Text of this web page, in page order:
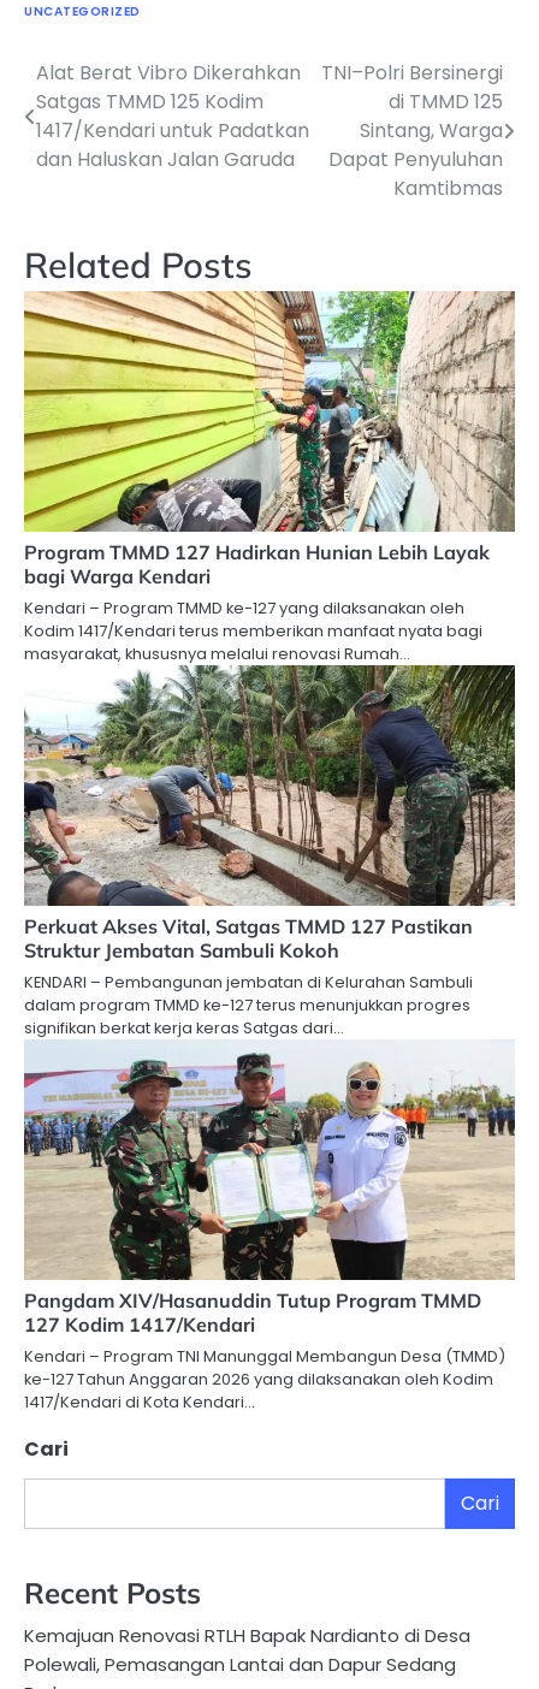
UNCATEGORIZED
Navigasi
pos
Alat Berat Vibro Dikerahkan
Satgas TMMD 125 Kodim
1417/Kendari untuk Padatkan
dan Haluskan Jalan Garuda
TNI–Polri Bersinergi
di TMMD 125
Sintang, Warga
Dapat Penyuluhan
Kamtibmas
Related Posts
Program TMMD 127 Hadirkan Hunian Lebih Layak
bagi Warga Kendari
Kendari – Program TMMD ke-127 yang dilaksanakan oleh
Kodim 1417/Kendari terus memberikan manfaat nyata bagi
masyarakat, khususnya melalui renovasi Rumah…
Perkuat Akses Vital, Satgas TMMD 127 Pastikan
Struktur Jembatan Sambuli Kokoh
KENDARI – Pembangunan jembatan di Kelurahan Sambuli
dalam program TMMD ke-127 terus menunjukkan progres
signifikan berkat kerja keras Satgas dari…
Pangdam XIV/Hasanuddin Tutup Program TMMD
127 Kodim 1417/Kendari
Kendari – Program TNI Manunggal Membangun Desa (TMMD)
ke-127 Tahun Anggaran 2026 yang dilaksanakan oleh Kodim
1417/Kendari di Kota Kendari…
Cari
Cari
Recent Posts
Kemajuan Renovasi RTLH Bapak Nardianto di Desa
Polewali, Pemasangan Lantai dan Dapur Sedang